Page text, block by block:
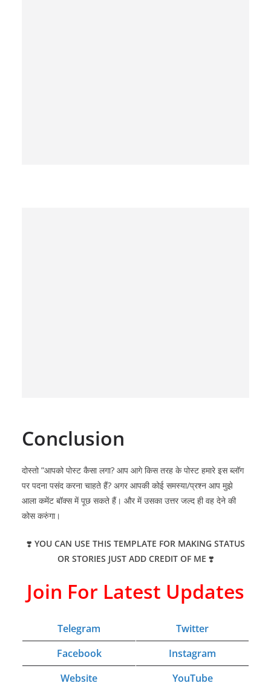
Conclusion
दोस्तो ”आपको पोस्ट कैसा लगा? आप आगे किस तरह के पोस्ट हमारे इस ब्लॉग
पर पदना पसंद करना चाहते हैं? अगर आपकी कोई समस्या/प्रश्न आप मुझे
आला कमेंट बॉक्स में पूछ सकते हैं। और में उसका उत्तर जल्द ही वह देने की
कोस करुंगा।
❣️ YOU CAN USE THIS TEMPLATE FOR MAKING STATUS
OR STORIES JUST ADD CREDIT OF ME ❣️
Join For Latest Updates
Telegram
Twitter
Facebook
Instagram
Website
YouTube